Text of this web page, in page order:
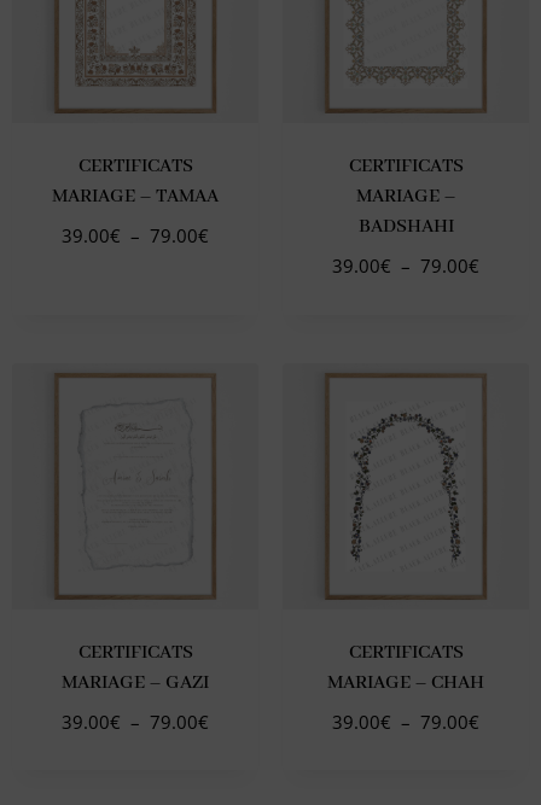
CERTIFICATS
MARIAGE – TAMAA
39.00€ – 79.00€
CERTIFICATS
MARIAGE –
BADSHAHI
39.00€ – 79.00€
CERTIFICATS
MARIAGE – GAZI
39.00€ – 79.00€
CERTIFICATS
MARIAGE – CHAH
39.00€ – 79.00€